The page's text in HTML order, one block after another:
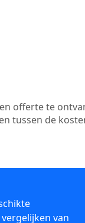
offerte te
tussen de
van